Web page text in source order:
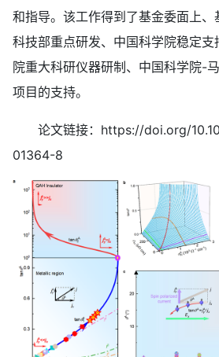
和指导。该工作得到了基金委面上、
科技部重点研发、中国科学院稳定
院重大科研仪器研制、中国科学院-
项目的支持。
论文链接：https://doi.org/
01364-8